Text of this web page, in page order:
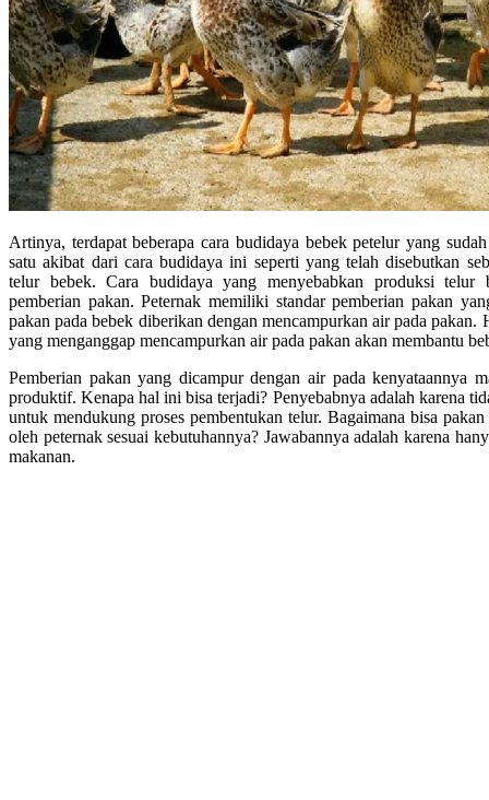
Artinya, terdapat beberapa cara budidaya bebek petelur yang
satu akibat dari cara budidaya ini seperti yang telah disebutkan
telur bebek. Cara budidaya yang menyebabkan produksi telur
pemberian pakan. Peternak memiliki standar pemberian pakan
pakan pada bebek diberikan dengan mencampurkan air pada pakan.
yang menganggap mencampurkan air pada pakan akan membantu
Pemberian pakan yang dicampur dengan air pada kenyataannya
produktif. Kenapa hal ini bisa terjadi? Penyebabnya adalah karena
untuk mendukung proses pembentukan telur. Bagaimana bisa
oleh peternak sesuai kebutuhannya? Jawabannya adalah karena
makanan.